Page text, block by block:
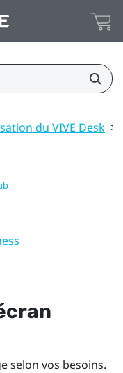
du VIVE Desk >
selon vos besoins.